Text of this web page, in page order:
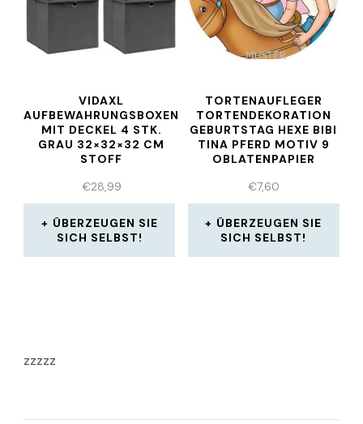
VIDAXL
AUFBEWAHRUNGSBOXEN
MIT DECKEL 4 STK.
GRAU 32×32×32 CM
STOFF
€28,99
ÜBERZEUGEN SIE
SICH SELBST!
TORTENAUFLEGER
TORTENDEKORATION
GEBURTSTAG HEXE BIBI
TINA PFERD MOTIV 9
OBLATENPAPIER
€7,60
ÜBERZEUGEN SIE
SICH SELBST!
zzzzz